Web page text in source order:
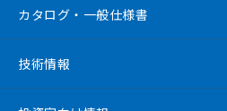
カタログ・一般仕様書
技術情報